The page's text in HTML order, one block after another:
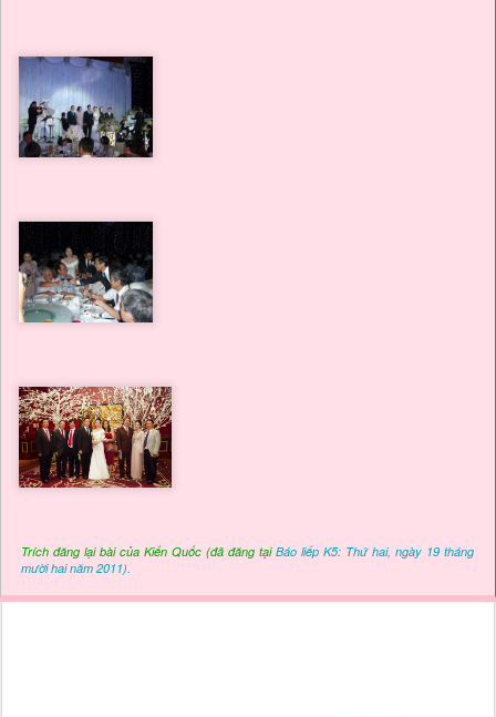
Trích đăng lại bài của Kiến Quốc (đã đăng tạiBáo liếp K5: Thứ hai, ngày 19 tháng
mười hai năm 2011).